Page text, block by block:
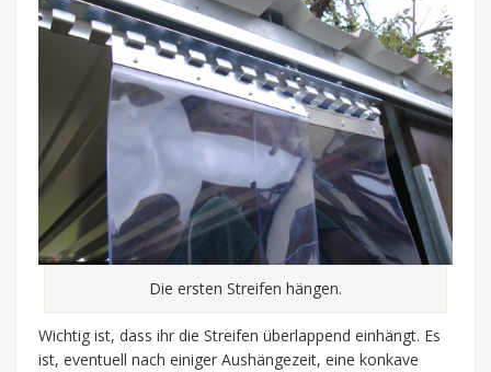
Die ersten Streifen hängen.
Wichtig ist, dass ihr die Streifen überlappend einhängt. Es
ist, eventuell nach einiger Aushängezeit, eine konkave